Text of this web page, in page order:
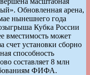
Обновленная арена,
нынешнего года
Кубка России
вместимость может
счет установки сборно
способность
составляет 8 млн
ФИФА.